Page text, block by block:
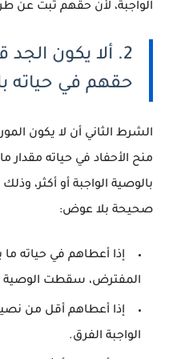
الواجبة، لأن حقهم ثبت عن
2. ألا يكون
حقهم في حياته
الشرط الثاني أن لا يكون
منح الأحفاد في حياته مقدار
بالوصية الواجبة أو أكثر،
صحيحة بلا عوض:
إذا أعطاهم في حياته
المفترض، سقطت الوصية
إذا أعطاهم أقل من
الواجبة الفرق.